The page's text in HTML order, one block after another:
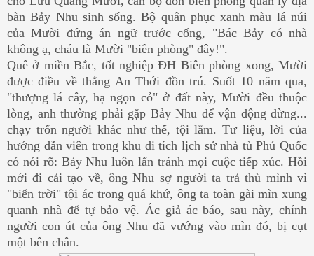
bàn Bảy Nhu sinh sống. Bộ quân phục xanh màu lá núi
của Mười đứng án ngữ trước cổng, "Bác Bảy có nhà
không ạ, cháu là Mười "biên phòng" đây!".
Quê ở miền Bắc, tốt nghiệp ĐH Biên phòng xong, Mười
được điều về thẳng An Thới đồn trú. Suốt 10 năm qua,
"thượng lá cây, hạ ngọn cỏ" ở đất này, Mười đều thuộc
lòng, anh thường phải gặp Bảy Nhu để vận động đừng...
chạy trốn người khác như thế, tội lắm. Tư liệu, lời của
hướng dẫn viên trong khu di tích lịch sử nhà tù Phú Quốc
có nói rõ: Bảy Nhu luôn lẩn tránh mọi cuộc tiếp xúc. Hồi
mới đi cải tạo về, ông Nhu sợ người ta trả thù mình vì
"biển trời" tội ác trong quá khứ, ông ta toàn gài mìn xung
quanh nhà để tự bảo vệ. Ác giả ác báo, sau này, chính
người con út của ông Nhu đã vướng vào mìn đó, bị cụt
một bên chân.